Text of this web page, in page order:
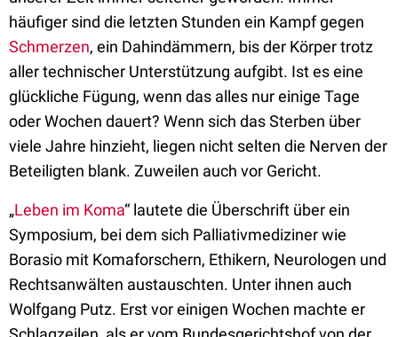
häufiger sind die letzten Stunden ein Kampf gegen
Schmerzen, ein Dahindämmern, bis der Körper trotz
aller technischer Unterstützung aufgibt. Ist es eine
glückliche Fügung, wenn das alles nur einige Tage
oder Wochen dauert? Wenn sich das Sterben über
viele Jahre hinzieht, liegen nicht selten die Nerven der
Beteiligten blank. Zuweilen auch vor Gericht.
„Leben im Koma“ lautete die Überschrift über ein
Symposium, bei dem sich Palliativmediziner wie
Borasio mit Komaforschern, Ethikern, Neurologen und
Rechtsanwälten austauschten. Unter ihnen auch
Wolfgang Putz. Erst vor einigen Wochen machte er